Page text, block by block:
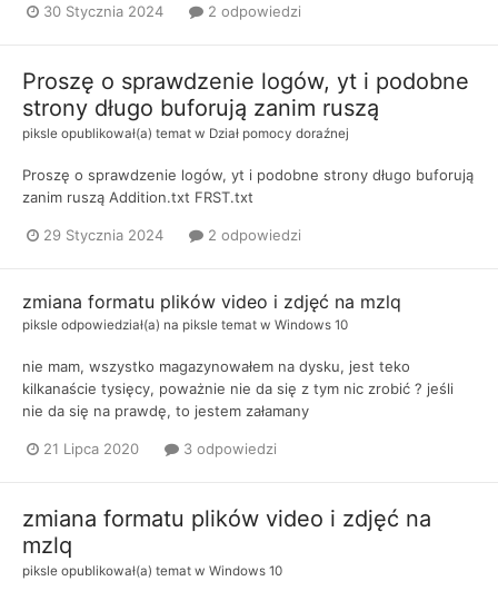
30 Stycznia 2024 2 odpowiedzi
Proszę o sprawdzenie logów, yt i podobne
strony długo buforują zanim ruszą
piksle opublikował(a) temat w Dział pomocy doraźnej
Proszę o sprawdzenie logów, yt i podobne strony długo buforują
zanim ruszą Addition.txt FRST.txt
29 Stycznia 2024 2 odpowiedzi
zmiana formatu plików video i zdjęć na mzlq
piksle odpowiedział(a) na piksle temat w Windows 10
nie mam, wszystko magazynowałem na dysku, jest teko
kilkanaście tysięcy, poważnie nie da się z tym nic zrobić ? jeśli
nie da się na prawdę, to jestem załamany
21 Lipca 2020 3 odpowiedzi
zmiana formatu plików video i zdjęć na
mzlq
piksle opublikował(a) temat w Windows 10